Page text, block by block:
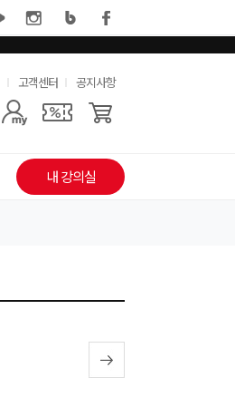
고객센터 공지사항
내 강의실